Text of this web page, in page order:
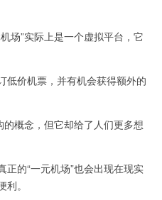
”实际上是一个虚拟平台，它
价机票，并有机会获得额外的
概念，但它却给了人们更多想
的“一元机场”也会出现在现实
。